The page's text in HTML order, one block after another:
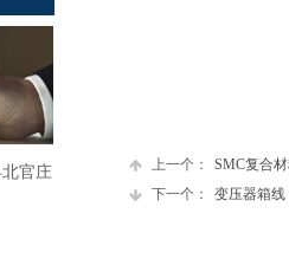
上一个：
SMC复合
下一个：
变压器箱线
官庄